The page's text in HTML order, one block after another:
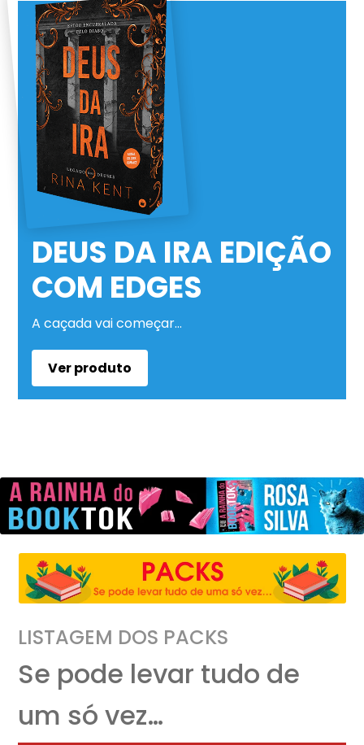
DEUS DA IRA EDIÇÃO
COM EDGES
A caçada vai começar…
Ver produto
LISTAGEM DOS PACKS
Se pode levar tudo de
um só vez…